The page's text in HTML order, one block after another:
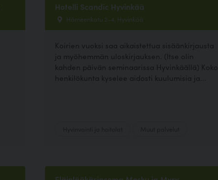
Hotelli Scandic Hyvinkää
Hämeenkatu 2-4, Hyvinkää
Koirien vuoksi saa aikaistettua sisäänkirjausta
ja myöhemmän uloskirjauksen. (Itse olin
kahden päivän seminaarissa Hyvinkäällä) Koko
henkilökunta kyselee aidosti kuulumisia ja...